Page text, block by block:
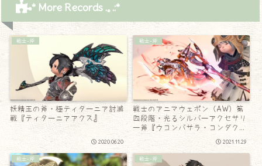
* More Records .｡.:*
戦士-斧
妖精王の斧・極ティターニア討滅
戦『ティターニアアクス』
2020.06.20
戦士-斧
戦士のアニマウェポン（AW）第
四段階・光るシルバーアクセサリ
ー斧『ウコンバサラ・コンダク
2021.11.29
戦士-斧 戦士-斧